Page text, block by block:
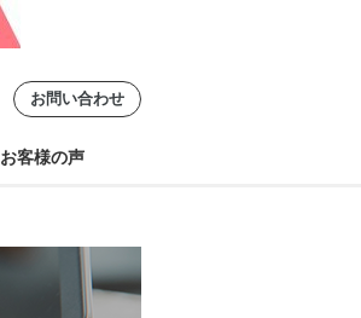
お問い合わせ
お客様の声